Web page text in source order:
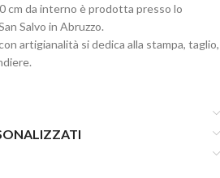
cm da interno è prodotta presso lo
Salvo in Abruzzo.
artigianalità si dedica alla stampa, taglio,